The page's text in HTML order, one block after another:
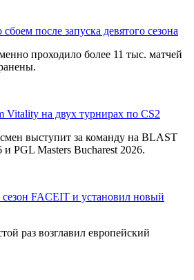
после запуска девятого сезона
проходило более 11 тыс. матчей
Vitality на двух турнирах по CS2
выступит за команду на BLAST
и PGL Masters Bucharest 2026.
FACEIT и установил новый
раз возглавил европейский